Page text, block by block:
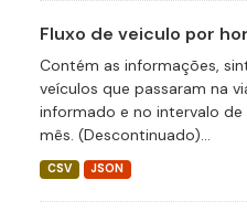
Fluxo de veiculo por
Contém as informações,
veículos que passaram na
informado e no intervalo
mês. (Descontinuado)...
CSV JSON